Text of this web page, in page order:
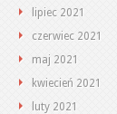
lipiec 2021
czerwiec 2021
maj 2021
kwiecień 2021
luty 2021